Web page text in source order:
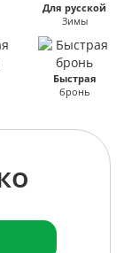
Для русской
Зимы
Быстрая
бронь